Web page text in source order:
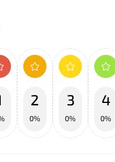
2
0%
3
0%
4
0%